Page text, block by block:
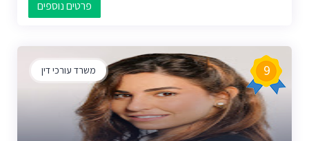
פרטים נוספים
משרד עורכי דין 9